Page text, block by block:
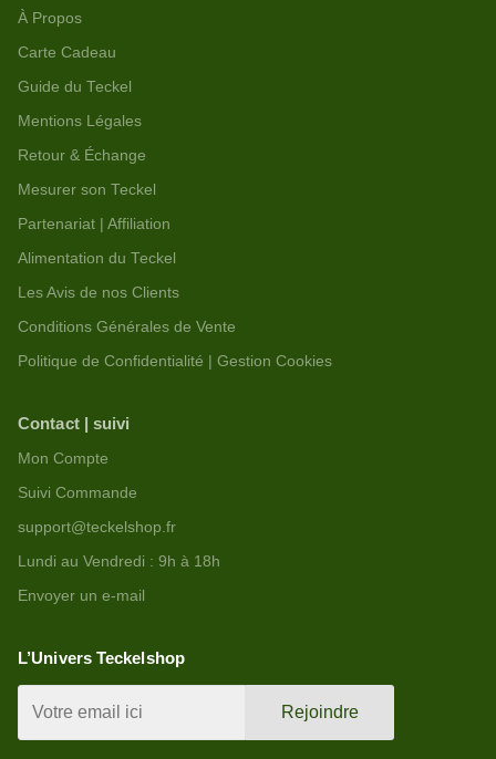
À Propos
Carte Cadeau
Guide du Teckel
Mentions Légales
Retour & Échange
Mesurer son Teckel
Partenariat | Affiliation
Alimentation du Teckel
Les Avis de nos Clients
Conditions Générales de Vente
Politique de Confidentialité | Gestion Cookies
Contact | suivi
Mon Compte
Suivi Commande
support@teckelshop.fr
Lundi au Vendredi : 9h à 18h
Envoyer un e-mail
L’Univers Teckelshop
Rejoindre